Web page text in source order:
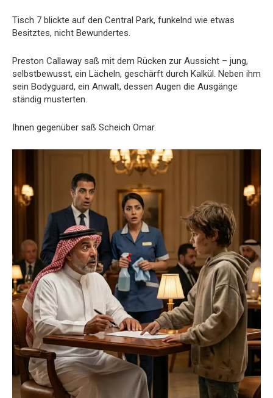
Tisch 7 blickte auf den Central Park, funkelnd wie etwas
Besitztes, nicht Bewundertes.
Preston Callaway saß mit dem Rücken zur Aussicht – jung,
selbstbewusst, ein Lächeln, geschärft durch Kalkül. Neben ihm
sein Bodyguard, ein Anwalt, dessen Augen die Ausgänge
ständig musterten.
Ihnen gegenüber saß Scheich Omar.